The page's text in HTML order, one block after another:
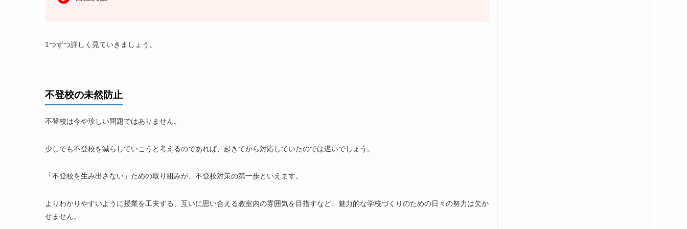
1つずつ詳しく見ていきましょう。
不登校の未然防止
不登校は今や珍しい問題ではありません。
少しでも不登校を減らしていこうと考えるのであれば、起きてから対応していたのでは遅いでしょう。
「不登校を生み出さない」ための取り組みが、不登校対策の第一歩といえます。
よりわかりやすいように授業を工夫する、互いに思い合える教室内の雰囲気を目指すなど、魅力的な学校づくりのための日々の努力は欠か
せません。